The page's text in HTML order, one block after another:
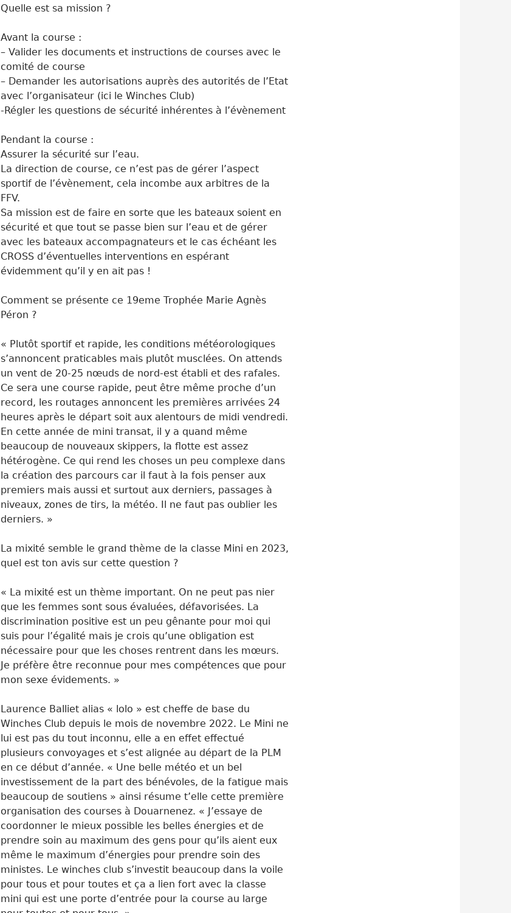
Quelle est sa mission ?
Avant la course :
– Valider les documents et instructions de courses avec le
comité de course
– Demander les autorisations auprès des autorités de l’Etat
avec l’organisateur (ici le Winches Club)
-Régler les questions de sécurité inhérentes à l’évènement
Pendant la course :
Assurer la sécurité sur l’eau.
La direction de course, ce n’est pas de gérer l’aspect
sportif de l’évènement, cela incombe aux arbitres de la
FFV.
Sa mission est de faire en sorte que les bateaux soient en
sécurité et que tout se passe bien sur l’eau et de gérer
avec les bateaux accompagnateurs et le cas échéant les
CROSS d’éventuelles interventions en espérant
évidemment qu’il y en ait pas !
Comment se présente ce 19eme Trophée Marie Agnès
Péron ?
« Plutôt sportif et rapide, les conditions météorologiques
s’annoncent praticables mais plutôt musclées. On attends
un vent de 20-25 nœuds de nord-est établi et des rafales.
Ce sera une course rapide, peut être même proche d’un
record, les routages annoncent les premières arrivées 24
heures après le départ soit aux alentours de midi vendredi.
En cette année de mini transat, il y a quand même
beaucoup de nouveaux skippers, la flotte est assez
hétérogène. Ce qui rend les choses un peu complexe dans
la création des parcours car il faut à la fois penser aux
premiers mais aussi et surtout aux derniers, passages à
niveaux, zones de tirs, la météo. Il ne faut pas oublier les
derniers. »
La mixité semble le grand thème de la classe Mini en 2023,
quel est ton avis sur cette question ?
« La mixité est un thème important. On ne peut pas nier
que les femmes sont sous évaluées, défavorisées. La
discrimination positive est un peu gênante pour moi qui
suis pour l’égalité mais je crois qu’une obligation est
nécessaire pour que les choses rentrent dans les mœurs.
Je préfère être reconnue pour mes compétences que pour
mon sexe évidements. »
Laurence Balliet alias « lolo » est cheffe de base du
Winches Club depuis le mois de novembre 2022. Le Mini ne
lui est pas du tout inconnu, elle a en effet effectué
plusieurs convoyages et s’est alignée au départ de la PLM
en ce début d’année. « Une belle météo et un bel
investissement de la part des bénévoles, de la fatigue mais
beaucoup de soutiens » ainsi résume t’elle cette première
organisation des courses à Douarnenez. « J’essaye de
coordonner le mieux possible les belles énergies et de
prendre soin au maximum des gens pour qu’ils aient eux
même le maximum d’énergies pour prendre soin des
ministes. Le winches club s’investit beaucoup dans la voile
pour tous et pour toutes et ça a lien fort avec la classe
mini qui est une porte d’entrée pour la course au large